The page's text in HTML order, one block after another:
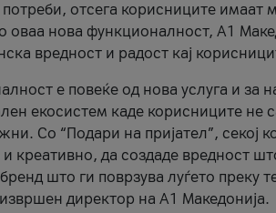
отсега корисниците имаат
оваа нова функционалност, А1
вредност и радост кај
е повеќе од нова услуга и за
екосистем каде корисниците
Со “Подари на пријател”, секој
креативно, да создаде вредност
што ги поврзува луѓето преку
директор на А1 Македонија.